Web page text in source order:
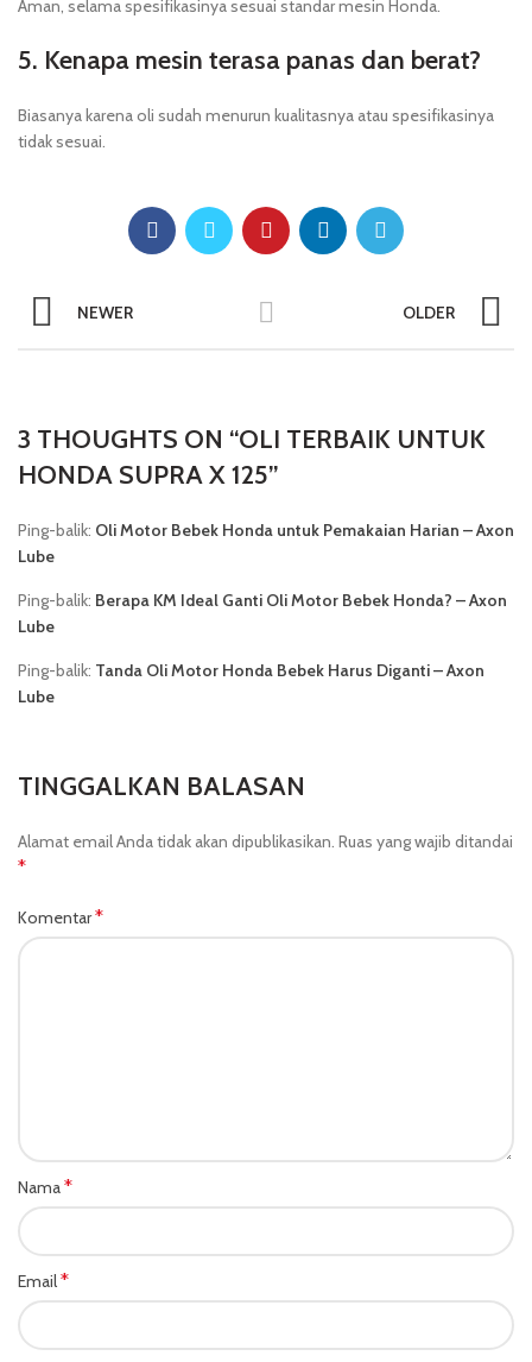
Aman, selama spesifikasinya sesuai standar mesin Honda.
5. Kenapa mesin terasa panas dan berat?
Biasanya karena oli sudah menurun kualitasnya atau spesifikasinya
tidak sesuai.
NEWER OLDER
3 THOUGHTS ON “OLI TERBAIK UNTUK
HONDA SUPRA X 125”
Ping-balik: Oli Motor Bebek Honda untuk Pemakaian Harian – Axon
Lube
Ping-balik: Berapa KM Ideal Ganti Oli Motor Bebek Honda? – Axon
Lube
Ping-balik: Tanda Oli Motor Honda Bebek Harus Diganti – Axon
Lube
TINGGALKAN BALASAN
Alamat email Anda tidak akan dipublikasikan. Ruas yang wajib ditandai
*
Komentar*
Nama*
Email*